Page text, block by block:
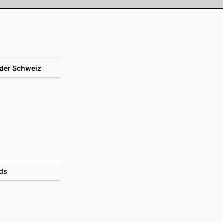
Schweiz